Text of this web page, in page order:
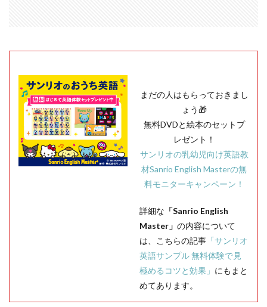
まだの人はもらっておきまし
ょう🎁
無料DVDと絵本のセットプ
レゼント！
サンリオの乳幼児向け英語教
材Sanrio English Masterの無
料モニターキャンペーン！
詳細な 「Sanrio English
Master」 の内容について
は、こちらの記事 「サンリオ
英語サンプル 無料体験で見
極めるコツと効果」 にもまと
めてあります。